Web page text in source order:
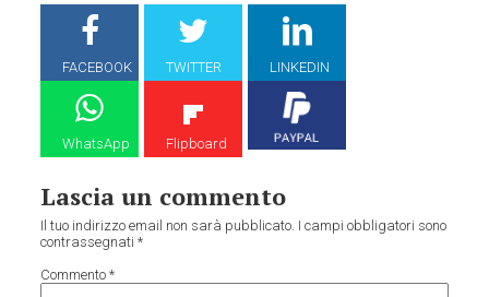
FACEBOOK TWITTER LINKEDIN
WhatsApp Flipboard
Lascia un commento
Il tuo indirizzo email non sarà pubblicato. I campi obbligatori sono
contrassegnati*
Commento*